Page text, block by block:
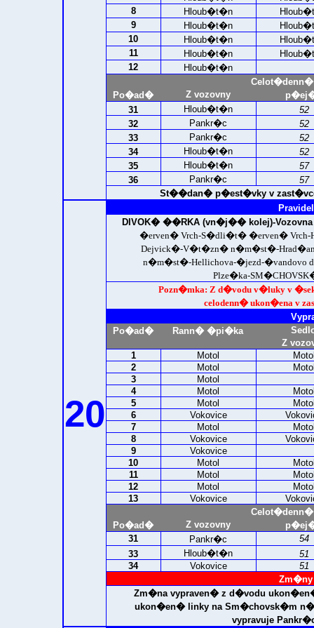
8
Hloub�t�n
9
Hloub�t�n
10
Hloub�t�n
11
Hloub�t�n
12
Hloub�t�n
Po�ad�
Z vozovny
31
Hloub�t�n
52
32
Pankr�c
52
33
Pankr�c
52
34
Hloub�t�n
52
35
Hloub�t�n
57
36
Pankr�c
57
St��dan� p�est�vky v
20
DIVOK� ��RKA (vn�j�� kolej)-
�erven� Vrch-S�dli�t� �erven� Vrch-
Dejvick�-V�t�zn� n�m�st�-
n�m�st�-Hellichova-�jezd-�vandovo
Plze�ka-
Pozn�mka: Z d�vodu v�luky v
celodenn� ukon�ena v
Po�ad�
Rann� �pi�ka
Z
1
Motol
2
Motol
3
Motol
4
Motol
5
Motol
6
Vokovice
7
Motol
8
Vokovice
9
Vokovice
10
Motol
11
Motol
12
Motol
13
Vokovice
Po�ad�
Z vozovny
31
Pankr�c
54
33
Hloub�t�n
51
34
Vokovice
51
Zm�ny
Zm�na vypraven� z d�vodu
ukon�en� linky na Sm�chovsk�m
vypravuje